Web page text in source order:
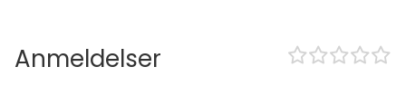
Whiteboard / Flip chart
Anmeldelser